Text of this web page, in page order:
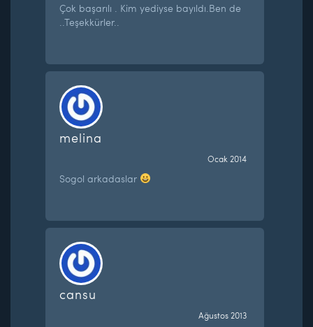
Çok başarılı . Kim yediyse bayıldı.Ben de
..Teşekkürler..
melina
Ocak 2014
Sogol arkadaslar
cansu
Ağustos 2013